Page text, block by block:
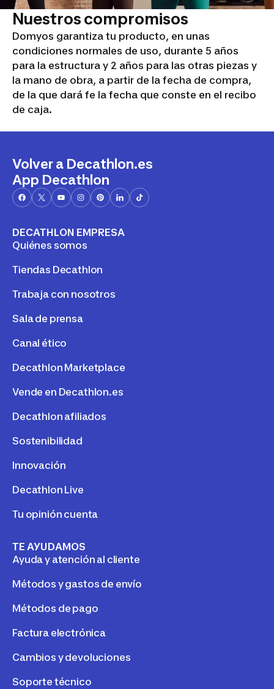
Nuestros compromisos
Domyos garantiza tu producto, en unas
condiciones normales de uso, durante 5 años
para la estructura y 2 años para las otras piezas y
la mano de obra, a partir de la fecha de compra,
de la que dará fe la fecha que conste en el recibo
de caja.
Volver a Decathlon.es
App Decathlon
DECATHLON EMPRESA
Quiénes somos
Tiendas Decathlon
Trabaja con nosotros
Sala de prensa
Canal ético
Decathlon Marketplace
Vende en Decathlon.es
Decathlon afiliados
Sostenibilidad
Innovación
Decathlon Live
Tu opinión cuenta
TE AYUDAMOS
Ayuda y atención al cliente
Métodos y gastos de envío
Métodos de pago
Factura electrónica
Cambios y devoluciones
Soporte técnico